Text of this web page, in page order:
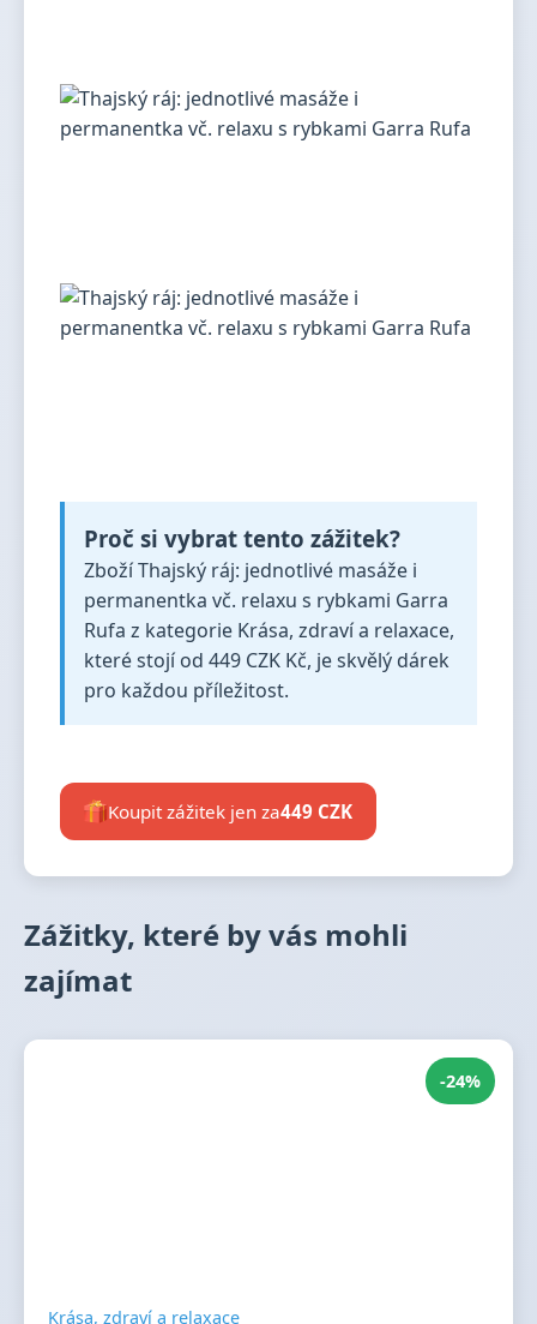
Proč si vybrat tento zážitek?
Zboží Thajský ráj: jednotlivé masáže i
permanentka vč. relaxu s rybkami Garra
Rufa z kategorie Krása, zdraví a relaxace,
které stojí od 449 CZK Kč, je skvělý dárek
pro každou příležitost.
Koupit zážitek jen za449 CZK
Zážitky, které by vás mohli
zajímat
-24%
Krása, zdraví a relaxace